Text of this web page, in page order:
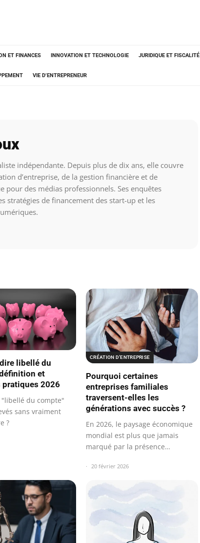
ET FINANCES INNOVATION ET TECHNOLOGIE JURIDIQUE ET FISCALITÉ
VIE D’ENTREPRENEUR
indépendante. Depuis plus de dix ans, elle couvre
d’entreprise, de la gestion financière et de
pour des médias professionnels. Ses enquêtes
stratégies de financement des start-up et les
libellé du
et
pratiques 2026
"libellé du compte"
sans vraiment
?
CRÉATION D’ENTREPRISE
Pourquoi certaines
entreprises familiales
traversent-elles les
générations avec succès ?
En 2026, le paysage économique
mondial est plus que jamais
marqué par la présence
20 février 2026